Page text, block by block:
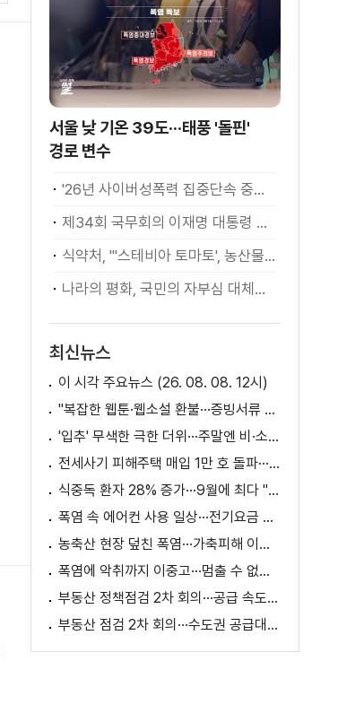
서울 낮 기온 39도···태풍 '돌핀'
경로 변수
'26년 사이버성폭력 집중단속 중간성과 발표···향후 추진계획은?
제34회 국무회의 이재명 대통령 모두발언
식약처, "'스테비아 토마토', 농산물 아닌 가공식품"
나라의 평화, 국민의 자부심 대체불가 대한민국 이재명 대통령 모두말씀
최신뉴스
이 시각 주요뉴스 (26. 08. 08. 12시)
"복잡한 웹툰·웹소설 환불···증빙서류 요구까지"
'입추' 무색한 극한 더위···주말엔 비·소나기
전세사기 피해주택 매입 1만 호 돌파···피해 지원 속도
식중독 환자 28% 증가···9월에 최다 "입추 방심 금물"
폭염 속 에어컨 사용 일상···전기요금 줄이려면?
농축산 현장 덮친 폭염···가축피해 이틀 새 28만 마리↑
폭염에 악취까지 이중고···멈출 수 없는 필수노동
부동산 정책점검 2차 회의···공급 속도전 본격화하나
부동산 점검 2차 회의···수도권 공급대책 논의